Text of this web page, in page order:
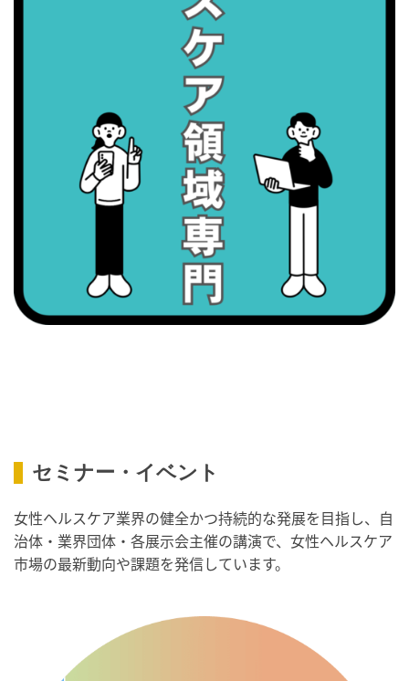
・職場の健康診断実施強化月間
・スッキリ美腸の日
・よくばり脱毛の日
・世界アルツハイマー月間
・健康増進普及月間
・歯ヂカラ探究月間
・がん征圧月間
・健康増進普及月間
・歯ヂカラ探究月間
・職場の健康診断実施強化月間
・世界自殺予防デー
・日本骨髄増殖性腫瘍の日
・知的障害者愛護デー
セミナー・イベント
女性ヘルスケア業界の健全かつ持続的な発展を目指し、自
治体・業界団体・各展示会主催の講演で、女性ヘルスケア
市場の最新動向や課題を発信しています。